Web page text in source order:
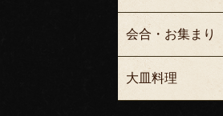
会合・お集まり
大皿料理